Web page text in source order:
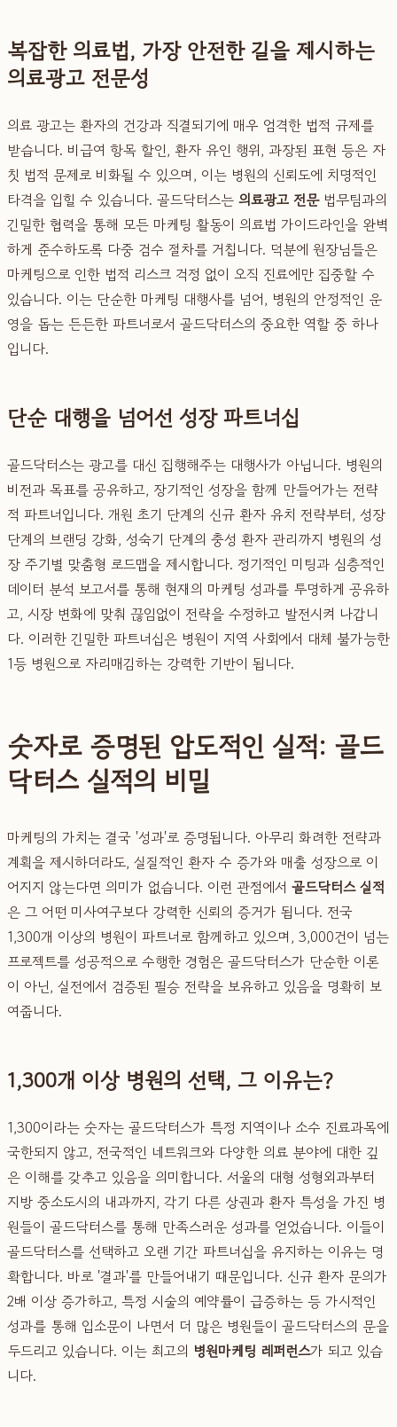
복잡한 의료법, 가장 안전한 길을 제시하는
의료광고 전문성
의료 광고는 환자의 건강과 직결되기에 매우 엄격한 법적 규제를
받습니다. 비급여 항목 할인, 환자 유인 행위, 과장된 표현 등은 자
칫 법적 문제로 비화될 수 있으며, 이는 병원의 신뢰도에 치명적인
타격을 입힐 수 있습니다. 골드닥터스는 의료광고 전문법무팀과의
긴밀한 협력을 통해 모든 마케팅 활동이 의료법 가이드라인을 완벽
하게 준수하도록 다중 검수 절차를 거칩니다. 덕분에 원장님들은
마케팅으로 인한 법적 리스크 걱정 없이 오직 진료에만 집중할 수
있습니다. 이는 단순한 마케팅 대행사를 넘어, 병원의 안정적인 운
영을 돕는 든든한 파트너로서 골드닥터스의 중요한 역할 중 하나
입니다.
단순 대행을 넘어선 성장 파트너십
골드닥터스는 광고를 대신 집행해주는 대행사가 아닙니다. 병원의
비전과 목표를 공유하고, 장기적인 성장을 함께 만들어가는 전략
적 파트너입니다. 개원 초기 단계의 신규 환자 유치 전략부터, 성장
단계의 브랜딩 강화, 성숙기 단계의 충성 환자 관리까지 병원의 성
장 주기별 맞춤형 로드맵을 제시합니다. 정기적인 미팅과 심층적인
데이터 분석 보고서를 통해 현재의 마케팅 성과를 투명하게 공유하
고, 시장 변화에 맞춰 끊임없이 전략을 수정하고 발전시켜 나갑니
다. 이러한 긴밀한 파트너십은 병원이 지역 사회에서 대체 불가능한
1등 병원으로 자리매김하는 강력한 기반이 됩니다.
숫자로 증명된 압도적인 실적: 골드
닥터스 실적의 비밀
마케팅의 가치는 결국 '성과'로 증명됩니다. 아무리 화려한 전략과
계획을 제시하더라도, 실질적인 환자 수 증가와 매출 성장으로 이
어지지 않는다면 의미가 없습니다. 이런 관점에서 골드닥터스 실적
은 그 어떤 미사여구보다 강력한 신뢰의 증거가 됩니다. 전국
1,300개 이상의 병원이 파트너로 함께하고 있으며, 3,000건이 넘는
프로젝트를 성공적으로 수행한 경험은 골드닥터스가 단순한 이론
이 아닌, 실전에서 검증된 필승 전략을 보유하고 있음을 명확히 보
여줍니다.
1,300개 이상 병원의 선택, 그 이유는?
1,300이라는 숫자는 골드닥터스가 특정 지역이나 소수 진료과목에
국한되지 않고, 전국적인 네트워크와 다양한 의료 분야에 대한 깊
은 이해를 갖추고 있음을 의미합니다. 서울의 대형 성형외과부터
지방 중소도시의 내과까지, 각기 다른 상권과 환자 특성을 가진 병
원들이 골드닥터스를 통해 만족스러운 성과를 얻었습니다. 이들이
골드닥터스를 선택하고 오랜 기간 파트너십을 유지하는 이유는 명
확합니다. 바로 '결과'를 만들어내기 때문입니다. 신규 환자 문의가
2배 이상 증가하고, 특정 시술의 예약률이 급증하는 등 가시적인
성과를 통해 입소문이 나면서 더 많은 병원들이 골드닥터스의 문을
두드리고 있습니다. 이는 최고의 병원마케팅 레퍼런스가 되고 있습
니다.